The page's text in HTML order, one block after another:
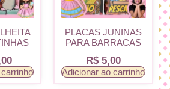
PLACAS JUNINAS
PARA BARRACAS
R$5,00
Adicionar ao carrinho